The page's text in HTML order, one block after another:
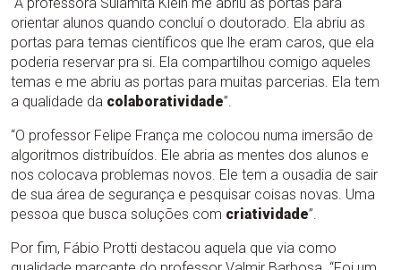
orientar alunos quando concluí o doutorado. Ela abriu as
portas para temas científicos que lhe eram caros, que ela
poderia reservar pra si. Ela compartilhou comigo aqueles
temas e me abriu as portas para muitas parcerias. Ela tem
a qualidade da colaboratividade”.
“O professor Felipe França me colocou numa imersão de
algoritmos distribuídos. Ele abria as mentes dos alunos e
nos colocava problemas novos. Ele tem a ousadia de sair
de sua área de segurança e pesquisar coisas novas. Uma
pessoa que busca soluções com criatividade”.
Por fim, Fábio Protti destacou aquela que via como